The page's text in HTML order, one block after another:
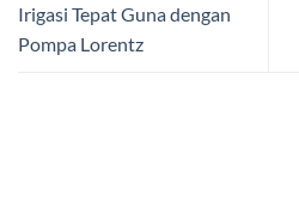
Irigasi Tepat Guna dengan
Pompa Lorentz